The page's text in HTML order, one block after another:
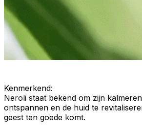
Kenmerkend:
Neroli staat bekend om zijn
ontspannen en de huid te
geest ten goede komt.